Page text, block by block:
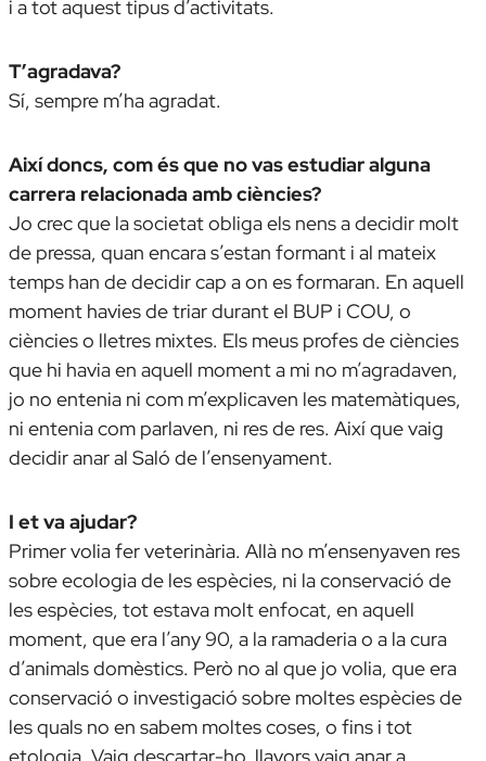
i a tot aquest tipus d’activitats.
T’agradava?
Sí, sempre m’ha agradat.
Així doncs, com és que no vas estudiar alguna
carrera relacionada amb ciències?
Jo crec que la societat obliga els nens a decidir molt
de pressa, quan encara s’estan formant i al mateix
temps han de decidir cap a on es formaran. En aquell
moment havies de triar durant el BUP i COU, o
ciències o lletres mixtes. Els meus profesde ciències
que hi havia en aquell moment a mi no m’agradaven,
jo no entenia ni com m’explicaven les matemàtiques,
ni entenia com parlaven, ni res de res. Així que vaig
decidir anar al Saló de l’ensenyament.
I et va ajudar?
Primer volia fer veterinària. Allà no m’ensenyaven res
sobre ecologia de les espècies, ni la conservació de
les espècies, tot estava molt enfocat, en aquell
moment, que era l’any 90, a la ramaderia o a la cura
d’animals domèstics. Però no al que jo volia, que era
conservació o investigació sobre moltes espècies de
les quals no en sabem moltes coses, o fins i tot